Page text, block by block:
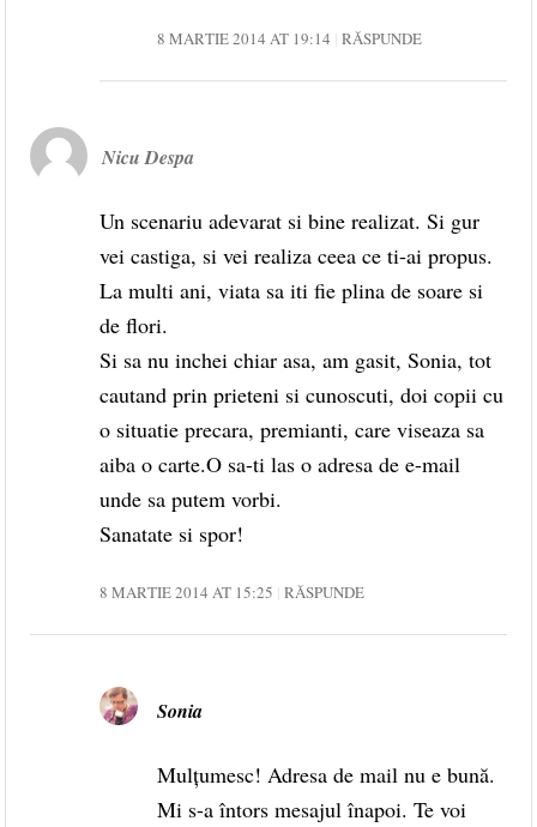
8 MARTIE 2014 AT 19:14 RĂSPUNDE
Nicu Despa
Un scenariu adevarat si bine realizat. Si gur
vei castiga, si vei realiza ceea ce ti-ai propus.
La multi ani, viata sa iti fie plina de soare si
de flori.
Si sa nu inchei chiar asa, am gasit, Sonia, tot
cautand prin prieteni si cunoscuti, doi copii cu
o situatie precara, premianti, care viseaza sa
aiba o carte.O sa-ti las o adresa de e-mail
unde sa putem vorbi.
Sanatate si spor!
8 MARTIE 2014 AT 15:25 RĂSPUNDE
Sonia
Mulțumesc! Adresa de mail nu e bună.
Mi s-a întors mesajul înapoi. Te voi